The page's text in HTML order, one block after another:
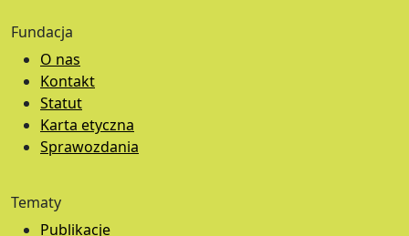
Fundacja
O nas
Kontakt
Statut
Karta etyczna
Sprawozdania
Tematy
Publikacje